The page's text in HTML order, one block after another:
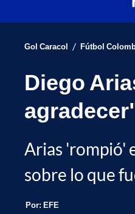
Gol Caracol / Fútbol
Diego
Arias 'rompió'
sobre lo que
Por: EFE